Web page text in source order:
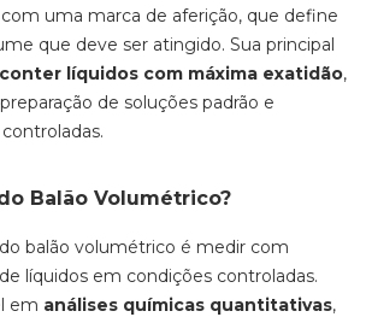
uma marca de aferição, que define
que deve ser atingido. Sua principal
líquidos com máxima exatidão,
de soluções padrão e
Balão Volumétrico?
balão volumétrico é medir com
líquidos em condições controladas.
em análises químicas quantitativas,